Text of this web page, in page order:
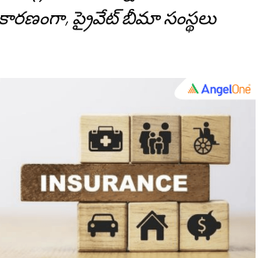
ప్రైవేట్ బీమా సంస్థలు